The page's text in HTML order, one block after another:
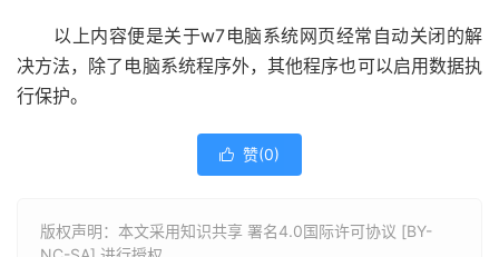
以上内容便是关于w7电脑系统网页经常自动关闭的解
决方法，除了电脑系统程序外，其他程序也可以启用数据执
行保护。
 赞(0)
版权声明：本文采用知识共享 署名4.0国际许可协议 [BY-